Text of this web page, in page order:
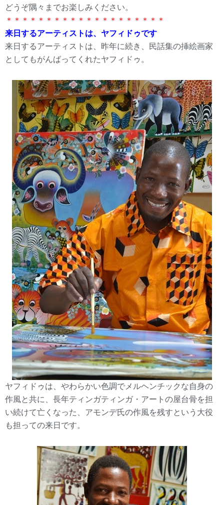
どうぞ隅々までお楽しみください。
＊＊＊＊＊＊＊＊＊＊＊＊＊＊＊＊＊＊＊＊
来日するアーティストは、ヤフィドゥです
来日するアーティストは、昨年に続き、民話集の挿絵画家
としてもがんばってくれたヤフィドゥ。
ヤフィドゥは、やわらかい色調でメルヘンチックな自身の
作風と共に、長年ティンガティンガ・アートの屋台骨を担
い続けて亡くなった、アモンデ氏の作風を残すという大役
も担っての来日です。